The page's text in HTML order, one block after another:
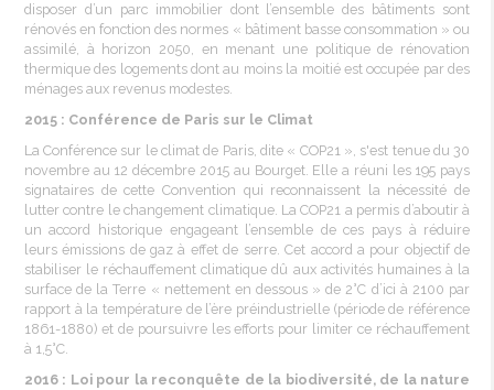
disposer d’un parc immobilier dont l’ensemble des bâtiments sont
rénovés en fonction des normes « bâtiment basse consommation » ou
assimilé, à horizon 2050, en menant une politique de rénovation
thermique des logements dont au moins la moitié est occupée par des
ménages aux revenus modestes.
2015 : Conférence de Paris sur le Climat
La Conférence sur le climat de Paris, dite « COP21 », s'est tenue du 30
novembre au 12 décembre 2015 au Bourget. Elle a réuni les 195 pays
signataires de cette Convention qui reconnaissent la nécessité de
lutter contre le changement climatique. La COP21 a permis d’aboutir à
un accord historique engageant l’ensemble de ces pays à réduire
leurs émissions de gaz à effetde serre. Cet accord a pour objectif de
stabiliser le réchauffement climatique dû aux activités humaines à la
surface de la Terre « nettement en dessous » de 2°C d’ici à 2100 par
rapport à la température de l’ère préindustrielle (période de référence
1861-1880) et de poursuivre les efforts pour limiter ce réchauffement
à 1,5°C.
2016 : Loi pour la reconquête de la biodiversité, de la nature